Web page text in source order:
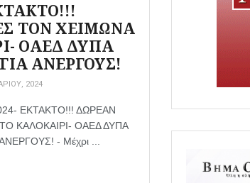
ΤΟΝ ΧΕΙΜΩΝΑ
ΟΑΕΔ ΔΥΠΑ
ΑΝΕΡΓΟΥΣ!
2024
ΕΚΤΑΚΤΟ!!! ΔΩΡΕΑΝ
ΚΑΛΟΚΑΙΡΙ- ΟΑΕΔ ΔΥΠΑ
- Mέχρι ...